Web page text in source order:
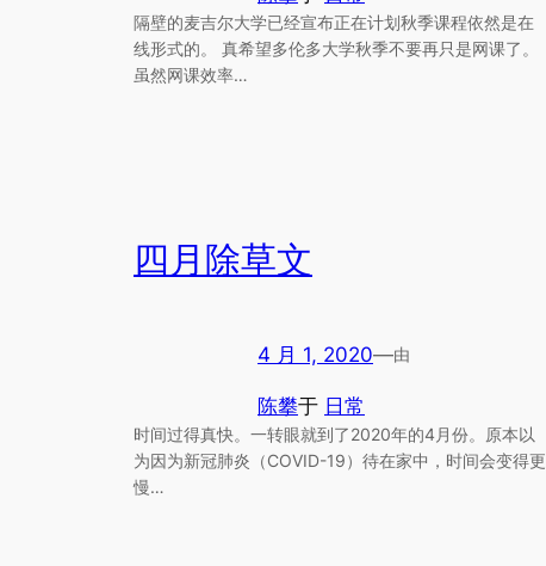
隔壁的麦吉尔大学已经宣布正在计划秋季课程依然是在
线形式的。 真希望多伦多大学秋季不要再只是网课了。
虽然网课效率…
四月除草文
4 月 1, 2020—由
陈攀于 日常
时间过得真快。一转眼就到了2020年的4月份。原本以
为因为新冠肺炎（COVID-19）待在家中，时间会变得更
慢…